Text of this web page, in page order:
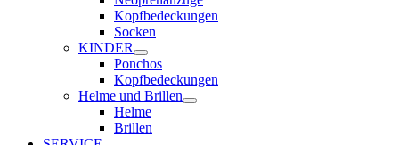
Kopfbedeckungen
Socken
KINDER
Ponchos
Kopfbedeckungen
Helme und Brillen
Helme
Brillen